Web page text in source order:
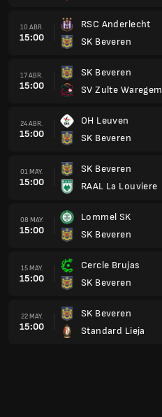
10 ABR.
15:00
RSC Anderlecht
SK Beveren
17 ABR.
15:00
SK Beveren
SV Zulte Waregem
24 ABR.
15:00
OH Leuven
SK Beveren
01 MAY.
15:00
SK Beveren
RAAL La Louviere
08 MAY.
15:00
Lommel SK
SK Beveren
15 MAY.
15:00
Cercle Brujas
SK Beveren
22 MAY.
15:00
SK Beveren
Standard Lieja